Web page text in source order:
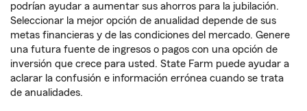
podrían ayudar a aumentar sus ahorros para la jubilación.
Seleccionar la mejor opción de anualidad depende de sus
metas financieras y de las condiciones del mercado. Genere
una futura fuente de ingresos o pagos con una opción de
inversión que crece para usted. State Farm puede ayudar a
aclarar la confusión e información errónea cuando se trata
de anualidades.